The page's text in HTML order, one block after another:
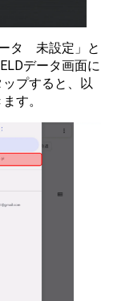
タ 未設定」と
データ画面に
プすると、以
す。